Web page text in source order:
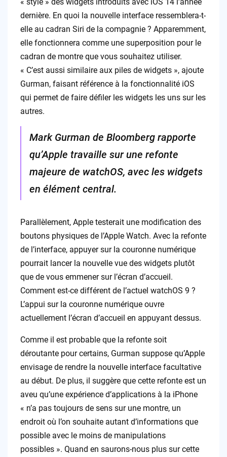
dernière. En quoi la nouvelle interface ressemblera-t-
elle au cadran Siri de la compagnie ? Apparemment,
elle fonctionnera comme une superposition pour le
cadran de montre que vous souhaitez utiliser.
« C’est aussi similaire aux piles de widgets », ajoute
Gurman, faisant référence à la fonctionnalité iOS
qui permet de faire défiler les widgets les uns sur les
autres.
Mark Gurman de Bloomberg rapporte
qu’Apple travaille sur une refonte
majeure de watchOS, avec les widgets
en élément central.
Parallèlement, Apple testerait une modification des
boutons physiques de l’Apple Watch. Avec la refonte
de l’interface, appuyer sur la couronne numérique
pourrait lancer la nouvelle vue des widgets plutôt
que de vous emmener sur l’écran d’accueil.
Comment est-ce différent de l’actuel watchOS 9 ?
L’appui sur la couronne numérique ouvre
actuellement l’écran d’accueil en appuyant dessus.
Comme il est probable que la refonte soit
déroutante pour certains, Gurman suppose qu’Apple
envisage de rendre la nouvelle interface facultative
au début. De plus, il suggère que cette refonte est un
aveu qu’une expérience d’applications à la iPhone
« n’a pas toujours de sens sur une montre, un
endroit où l’on souhaite autant d’informations que
possible avec le moins de manipulations
possibles ». Quand en saurons-nous plus sur cette